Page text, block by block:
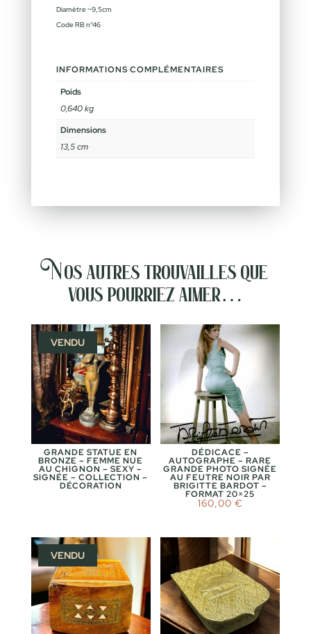
Diamètre ~9,5cm
Code RB n°46
INFORMATIONS COMPLÉMENTAIRES
Poids
0,640 kg
Dimensions
13,5 cm
Nos autres trouvailles que
vous pourriez aimer…
VENDU
GRANDE STATUE EN
BRONZE – FEMME NUE
AU CHIGNON – SEXY –
SIGNÉE – COLLECTION –
DÉCORATION
DÉDICACE –
AUTOGRAPHE – RARE
GRANDE PHOTO SIGNÉE
AU FEUTRE NOIR PAR
BRIGITTE BARDOT –
FORMAT 20×25
160,00 €
VENDU